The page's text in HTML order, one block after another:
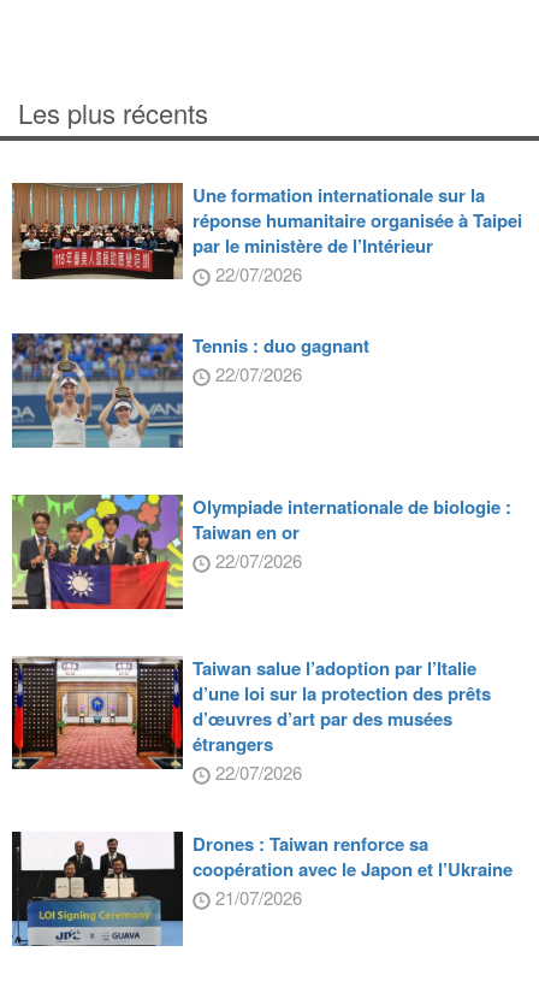
Les plus récents
Une formation internationale sur la
réponse humanitaire organisée à Taipei
par le ministère de l’Intérieur
22/07/2026
Tennis : duo gagnant
22/07/2026
Olympiade internationale de biologie :
Taiwan en or
22/07/2026
Taiwan salue l’adoption par l’Italie
d’une loi sur la protection des prêts
d’œuvres d’art par des musées
étrangers
22/07/2026
Drones : Taiwan renforce sa
coopération avec le Japon et l’Ukraine
21/07/2026